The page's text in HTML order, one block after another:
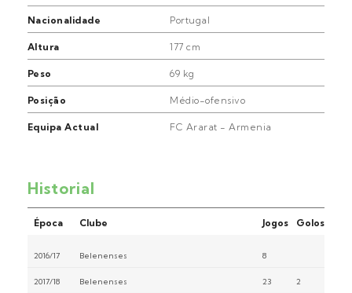
Nacionalidade Portugal
Altura 177 cm
Peso 69 kg
Posição Médio-ofensivo
Equipa Actual FC Ararat - Armenia
Historial
Época Clube Jogos Golos
2016/17 Belenenses 8
2017/18 Belenenses 23 2